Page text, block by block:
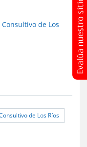
de Los
de Los Ríos